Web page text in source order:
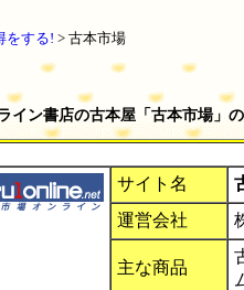
をする! > 古本市場
イン書店の古本屋「古本市場」
サイト名
運営会社
主な商品